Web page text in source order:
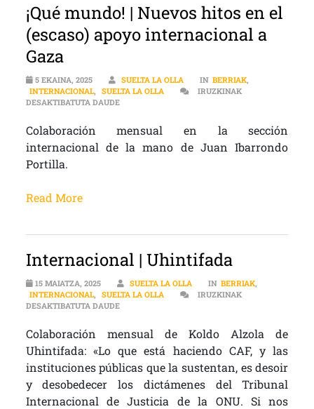
¡Qué mundo! | Nuevos hitos en el
(escaso) apoyo internacional a
Gaza
5 EKAINA, 2025 SUELTA LA OLLA IN BERRIAK,
INTERNACIONAL, SUELTA LA OLLA
IRUZKINAK
DESAKTIBATUTA DAUDE¡QUÉ MUNDO! | NUEVOS HITOS EN EL (ESCASO)
Colaboración mensual en la sección
internacional de la mano de Juan Ibarrondo
Portilla.
Read More
Internacional | Uhintifada
15 MAIATZA, 2025 SUELTA LA OLLA IN BERRIAK,
INTERNACIONAL, SUELTA LA OLLA
IRUZKINAK
DESAKTIBATUTA DAUDEINTERNACIONAL | UHINTIFADA SARRERAN
Colaboración mensual de Koldo Alzola de
Uhintifada: «Lo que está haciendo CAF, y las
instituciones públicas que la sustentan, es desoir
y desobedecer los dictámenes del Tribunal
Internacional de Justicia de la ONU. Si nos